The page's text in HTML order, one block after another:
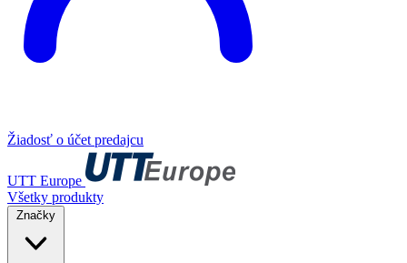
Žiadosť o účet predajcu
UTT Europe
Všetky produkty
Značky